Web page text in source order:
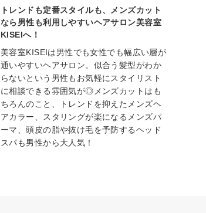
トレンドも定番スタイルも、メンズカット
なら男性も利用しやすいヘアサロン美容室
KISEIへ！
美容室KISEIは男性でも女性でも幅広い層が
通いやすいヘアサロン。似合う髪型がわか
らないという男性もお気軽にスタイリスト
に相談できる雰囲気が◎メンズカットはも
ちろんのこと、トレンドを抑えたメンズヘ
アカラー、スタリングが楽になるメンズパ
ーマ、頭皮の脂や抜け毛を予防するヘッド
スパも男性から大人気！